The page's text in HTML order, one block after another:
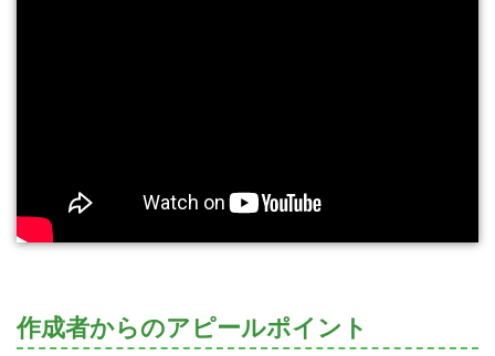
作成者からのアピールポイント